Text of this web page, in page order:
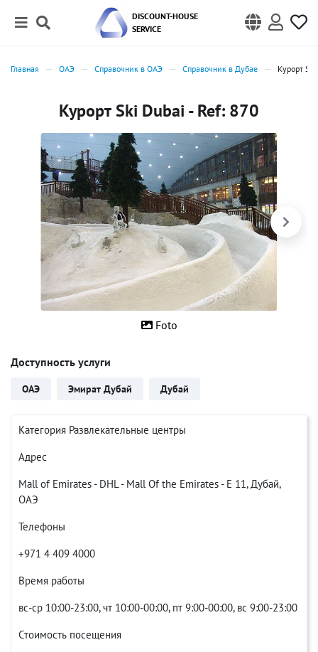
DISCOUNT-HOUSE
SERVICE
Главная ОАЭ Справочник в ОАЭ Справочник в Дубае Курорт
Курорт Ski Dubai - Ref: 870
Foto
Доступность услуги
ОАЭ Эмират Дубай Дубай
Категория Развлекательные центры
Адрес
Mall of Emirates - DHL - Mall Of the Emirates - E 11, Дубай,
ОАЭ
Телефоны
+971 4 409 4000
Время работы
вс-ср 10:00-23:00, чт 10:00-00:00, пт 9:00-00:00, вс 9:00-23:00
Стоимость посещения